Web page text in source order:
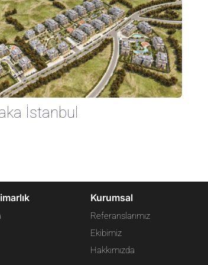
İstanbul
Kurumsal
Referanslarımız
Ekibimiz
Hakkımızda